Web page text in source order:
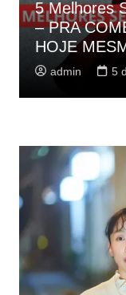
5 Melhores
– PRA
HOJE
admin 5